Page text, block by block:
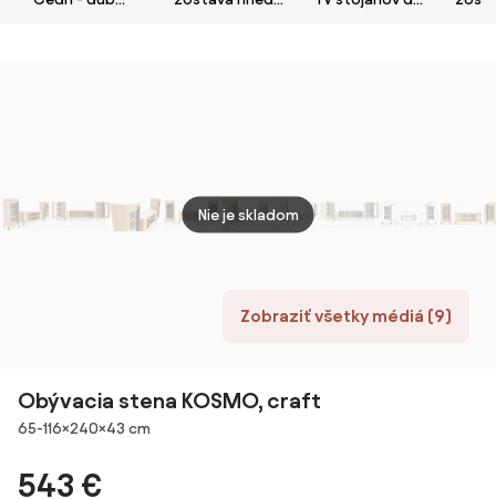
150x14,5x16,3
cm
Zobraziť všetky médiá (9)
Nie je skladom
Obývacia stena KOSMO, craft
Rozmery
65-116×240×43 cm
543 €